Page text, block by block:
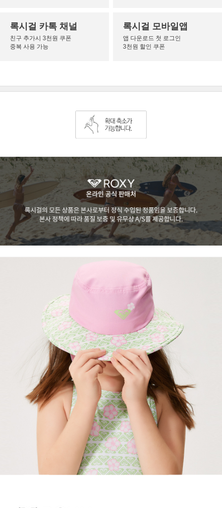
록시걸 카톡 채널
친구 추가시 3천원 쿠폰
중복 사용 가능
록시걸 모바일앱
앱 다운로드 첫 로그인
3천원 할인 쿠폰